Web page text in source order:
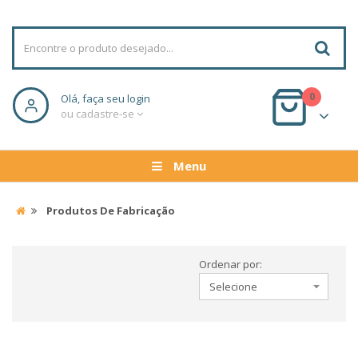
Olá, faça seu login
ou cadastre-se
0
Menu
Produtos De Fabricação
Ordenar por: